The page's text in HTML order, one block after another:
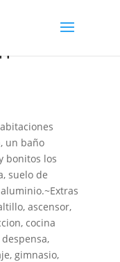
un baño
bonitos los
suelo de
ascensor,
cocina
gimnasio,